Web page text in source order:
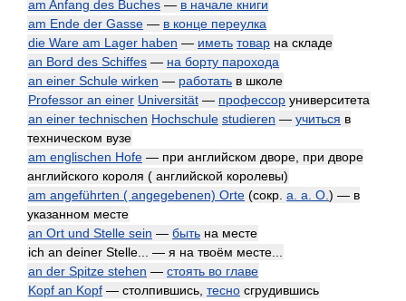
am Anfang des Buches — в начале книги
am Ende der Gasse — в конце переулка
die Ware am Lager haben — иметь товар на складе
an Bord des Schiffes — на борту парохода
an einer Schule wirken — работать в школе
Professor an einer Universität — профессор университета
an einer technischen Hochschule studieren — учиться в
техническом вузе
am englischen Hofe — при английском дворе, при дворе
английского короля ( английской королевы)
am angeführten ( angegebenen) Orte (сокр. a. a. O. ) — в
указанном месте
an Ort und Stelle sein — быть на месте
ich an deiner Stelle... — я на твоём месте...
an der Spitze stehen — стоять во главе
Kopf an Kopf — столпившись, тесно сгрудившись